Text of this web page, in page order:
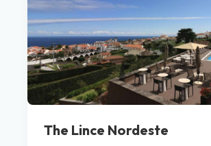
The Lince Nordeste